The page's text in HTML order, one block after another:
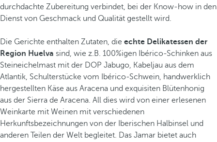
durchdachte Zubereitung verbindet, bei der Know-how in den
Dienst von Geschmack und Qualität gestellt wird.
Die Gerichte enthalten Zutaten, die echte Delikatessen der
Region Huelva sind, wie z.B. 100%igen Ibérico-Schinken aus
Steineichelmast mit der DOP Jabugo, Kabeljau aus dem
Atlantik, Schulterstücke vom Ibérico-Schwein, handwerklich
hergestellten Käse aus Aracena und exquisiten Blütenhonig
aus der Sierra de Aracena. All dies wird von einer erlesenen
Weinkarte mit Weinen mit verschiedenen
Herkunftsbezeichnungen von der Iberischen Halbinsel und
anderen Teilen der Welt begleitet. Das Jamar bietet auch